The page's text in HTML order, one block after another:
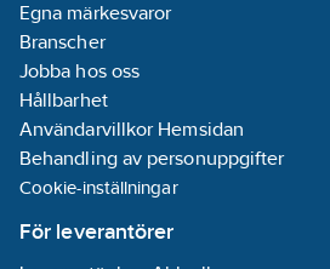
Egna märkesvaror
Branscher
Jobba hos oss
Hållbarhet
Användarvillkor Hemsidan
Behandling av personuppgifter
Cookie-inställningar
För leverantörer